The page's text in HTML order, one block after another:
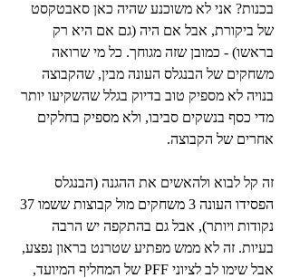
בכנות? אני לא משוכנע שהיה כאן סאבטקסט
של ביקורת, אבל אם היה (גם אם היא רק
בראשו) - כמובן שזה מגוחך. כל מי שרואה
משחקים של הבנגלס העונה מבין, שהקבוצה
בנויה לא מספיק טוב בדיוק בגלל שהשקיעו יותר
מדי כסף בנשקים סביבו, ולא מספיק בחלקים
אחרים של הקבוצה.
זה קל לבוא ולהאשים את ההגנה (הבנגלס
נקודות ויותר), אבל גם בהתקפה יש הרבה
בעיות. זה לא ממש מפתיע שטרנט בראון נפצע,
אבל שימו לב לציוני PFF של המחליף המיועד,